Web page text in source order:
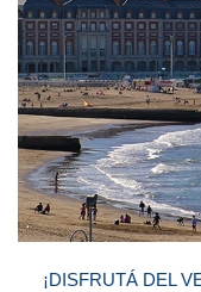
¡DISFRUTÁ DEL